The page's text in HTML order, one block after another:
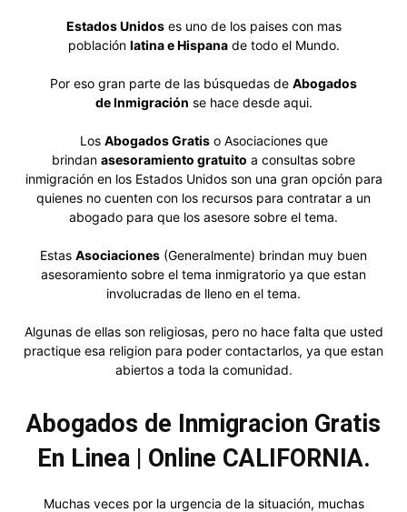
Estados Unidoses uno de los paises con mas
población latina e Hispanade todo el Mundo.
Por eso gran parte de las búsquedas de Abogados
deInmigración se hace desde aqui.
Los Abogados Gratiso Asociaciones que
brindan asesoramiento gratuito a consultas sobre
inmigración en los Estados Unidos son una gran opción para
quienes no cuenten con los recursos para contratar a un
abogado para que los asesore sobre el tema.
Estas Asociaciones (Generalmente) brindan muy buen
asesoramiento sobre el tema inmigratorio ya que estan
involucradas de lleno en el tema.
Algunas de ellas son religiosas, pero no hace falta que usted
practique esa religion para poder contactarlos, ya que estan
abiertos a toda la comunidad.
Abogados de Inmigracion Gratis
En Linea | Online CALIFORNIA.
Muchas veces por la urgencia de la situación, muchas